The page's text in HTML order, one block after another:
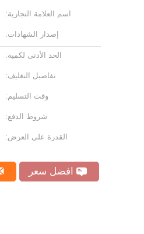
اسم العلامة التجارية:
إصدار الشهادات:
الحد الأدنى لكمية:
تفاصيل التغليف:
وقت التسليم:
شروط الدفع:
القدرة على العرض:
افضل سعر